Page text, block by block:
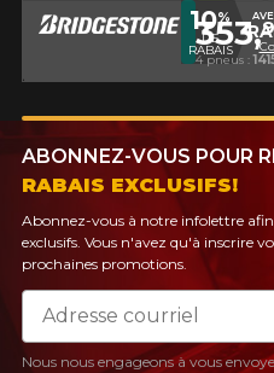
10%
DE
RABAIS
353,
4 pneus :
ABONNEZ-VOUS POUR
RABAIS EXCLUSIFS!
Abonnez-vous à notre infolettre
exclusifs. Vous n'avez qu'à inscrire
prochaines promotions.
Courriel
Nous nous engageons à vous